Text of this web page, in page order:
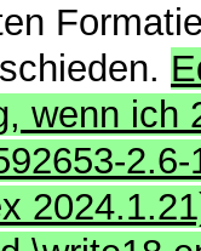
Edit: Auch auf Texample selbst kommt eine Fehlermeldung, wenn ich 2013 durch 2024 ersetze. This is pdfTeX, Version 3.141592653-2.6-1.40.25 (TeX Live 2023) (preloaded format=pdflatex 2024.1.21) 4 FEB 2024 10:22 entering